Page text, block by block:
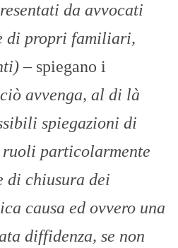
da avvocati
di propri familiari,
– spiegano i
avvenga, al di là
spiegazioni di
particolarmente
di chiusura dei
causa ed ovvero una
diffidenza, se non